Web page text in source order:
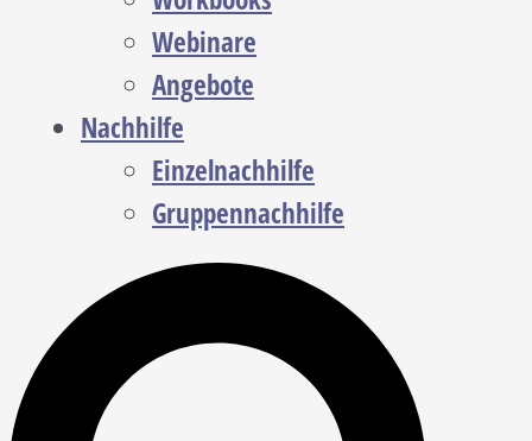
Webinare
Angebote
Nachhilfe
Einzelnachhilfe
Gruppennachhilfe